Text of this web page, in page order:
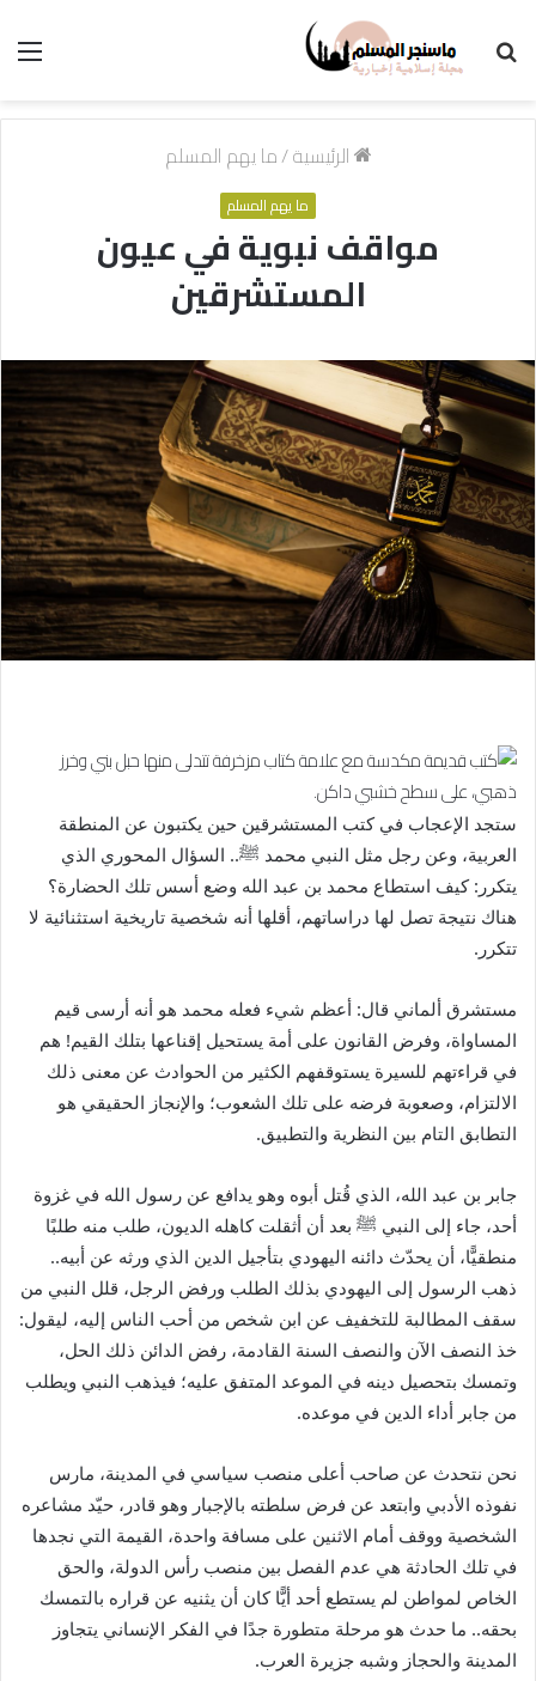
الرئيسية/ما يهم المسلم
ما يهم المسلم
مواقف نبوية في عيون
المستشرقين
ستجد الإعجاب في كتب المستشرقين حين يكتبون عن المنطقة
العربية، وعن رجل مثل النبي محمد ﷺ.. السؤال المحوري الذي
يتكرر: كيف استطاع محمد بن عبد الله وضع أسس تلك الحضارة؟
هناك نتيجة تصل لها دراساتهم، أقلها أنه شخصية تاريخية استثنائية لا
تتكرر.
مستشرق ألماني قال: أعظم شيء فعله محمد هو أنه أرسى قيم
المساواة، وفرض القانون على أمة يستحيل إقناعها بتلك القيم! هم
في قراءتهم للسيرة يستوقفهم الكثير من الحوادث عن معنى ذلك
الالتزام، وصعوبة فرضه على تلك الشعوب؛ والإنجاز الحقيقي هو
التطابق التام بين النظرية والتطبيق.
جابر بن عبد الله، الذي قُتل أبوه وهو يدافع عن رسول الله في غزوة
أحد، جاء إلى النبي ﷺ بعد أن أثقلت كاهله الديون، طلب منه طلبًا
منطقيًّا، أن يحدّث دائنه اليهودي بتأجيل الدين الذي ورثه عن أبيه..
ذهب الرسول إلى اليهودي بذلك الطلب ورفض الرجل، قلل النبي من
سقف المطالبة للتخفيف عن ابن شخص من أحب الناس إليه، ليقول:
خذ النصف الآن والنصف السنة القادمة، رفض الدائن ذلك الحل،
وتمسك بتحصيل دينه في الموعد المتفق عليه؛ فيذهب النبي ويطلب
من جابر أداء الدين في موعده.
نحن نتحدث عن صاحب أعلى منصب سياسي في المدينة، مارس
نفوذه الأدبي وابتعد عن فرض سلطته بالإجبار وهو قادر، حيّد مشاعره
الشخصية ووقف أمام الاثنين على مسافة واحدة، القيمة التي نجدها
في تلك الحادثة هي عدم الفصل بين منصب رأس الدولة، والحق
الخاص لمواطن لم يستطع أحد أيًّا كان أن يثنيه عن قراره بالتمسك
بحقه.. ما حدث هو مرحلة متطورة جدًا في الفكر الإنساني يتجاوز
المدينة والحجاز وشبه جزيرة العرب.